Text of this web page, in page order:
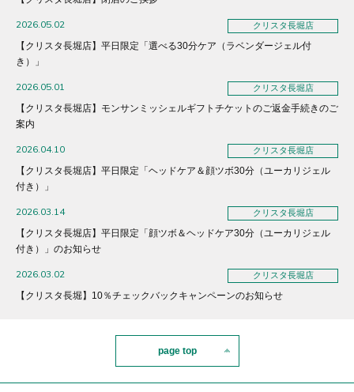
2026.05.02 クリスタ長堀店
【クリスタ長堀店】平日限定「選べる30分ケア（ラベンダージェル付
き）」
2026.05.01 クリスタ長堀店
【クリスタ長堀店】モンサンミッシェルギフトチケットのご返金手続きのご
案内
2026.04.10 クリスタ長堀店
【クリスタ長堀店】平日限定「ヘッドケア＆顔ツボ30分（ユーカリジェル
付き）」
2026.03.14 クリスタ長堀店
【クリスタ長堀店】平日限定「顔ツボ＆ヘッドケア30分（ユーカリジェル
付き）」のお知らせ
2026.03.02 クリスタ長堀店
【クリスタ長堀】10％チェックバックキャンペーンのお知らせ
page top